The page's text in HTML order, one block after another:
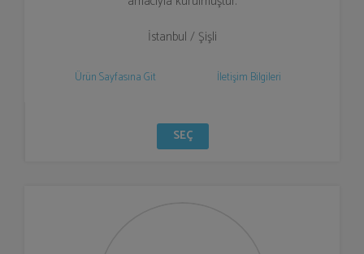
İstanbul / Şişli
Ürün Sayfasına Git İletişim Bilgileri
SEÇ